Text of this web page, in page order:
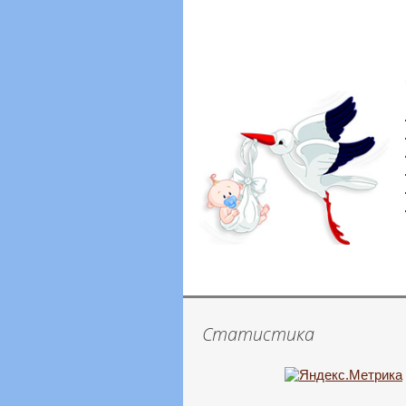
Статистика